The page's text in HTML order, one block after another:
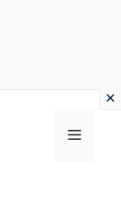
Menu